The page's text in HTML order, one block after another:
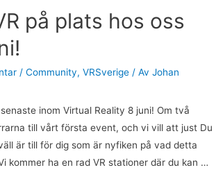
på plats hos oss
/ Community, VRSverige / Av Johan
inom Virtual Reality 8 juni! Om två
till vårt första event, och vi vill att just Du
är till för dig som är nyfiken på vad detta
kommer ha en rad VR stationer där du kan …